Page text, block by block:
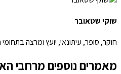
שוקי שטאובר
חוקר, סופר, עיתונאי, יועץ ומרצה בתחומי
מאמרים נוספים מרחבי